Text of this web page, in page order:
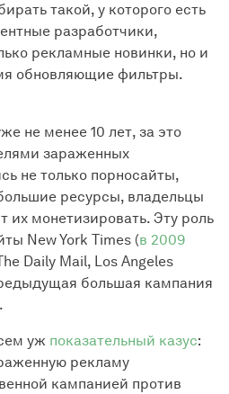
такой, у которого есть
разработчики,
рекламные новинки, но и
обновляющие фильтры.
не менее 10 лет, за это
зараженных
не только порносайты,
ресурсы, владельцы
их монетизировать. Эту роль
New York Times (в 2009
Daily Mail, Los Angeles
большая кампания
.
уж показательный казус:
рекламу
кампанией против